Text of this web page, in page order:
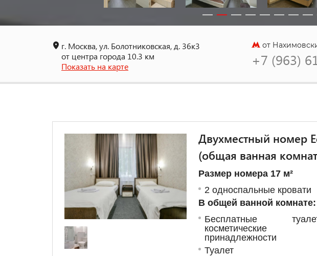
г. Москва, ул. Болотниковская, д. 36к3
от центра города 10.3 км
Показать на карте
от
+7 (963)
Двухместный номер
(общая ванная
Размер номера 17 м²
2 односпальные кровати
В общей ванной комнате:
Бесплатные
косметические
принадлежности
Туалет